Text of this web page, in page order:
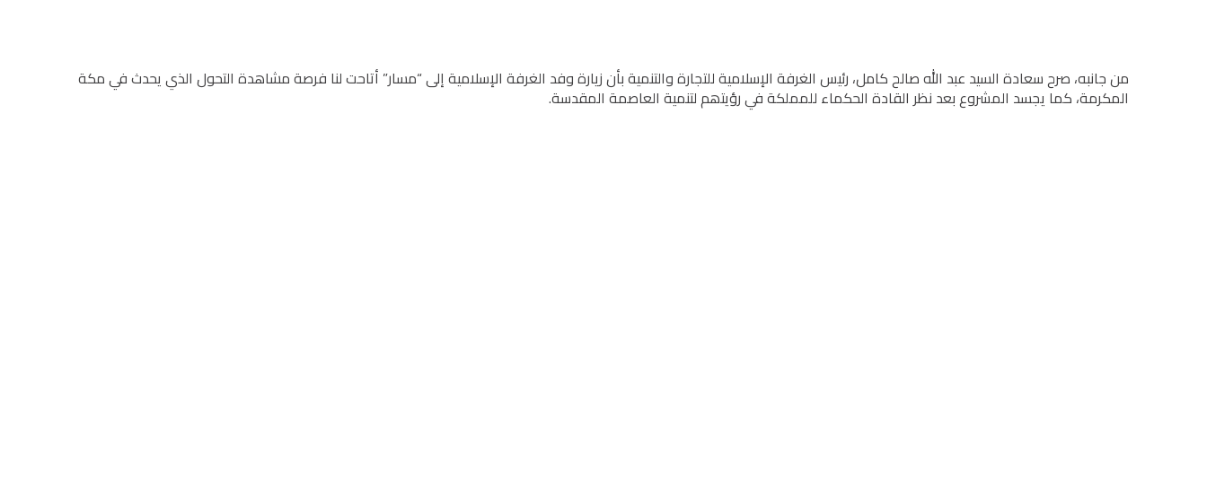
من جانبه، صرح سعادة السید عبد الله صالح كامل، رئیس الغرفة الإسلامية للتجارة والتنمية بأن زیارة وفد الغرفة الإسلامیة إلى “مسار” أتاحت لنا فرصة مشاھدة التحول الذي يحدث في مكة
المكرمة، كما يجسد المشروع بعد نظر القادة الحكماء للمملكة في رؤیتھم لتنمیة العاصمة المقدسة.